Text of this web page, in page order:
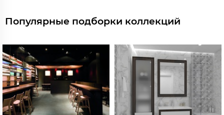
Популярные подборки коллекций